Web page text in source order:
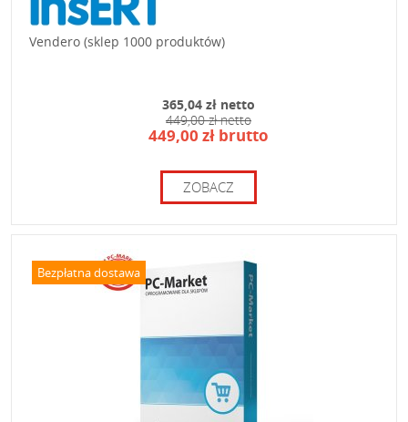
Vendero (sklep 1000 produktów)
365,04 zł netto
449,00 zł netto
449,00 zł brutto
ZOBACZ
Bezpłatna dostawa